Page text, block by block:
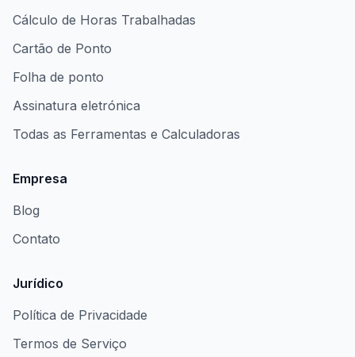
Cálculo de Horas Trabalhadas
Cartão de Ponto
Folha de ponto
Assinatura eletrónica
Todas as Ferramentas e Calculadoras
Empresa
Blog
Contato
Jurídico
Política de Privacidade
Termos de Serviço